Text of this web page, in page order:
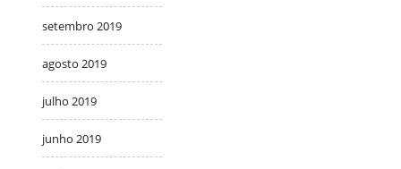
setembro 2019
agosto 2019
julho 2019
junho 2019